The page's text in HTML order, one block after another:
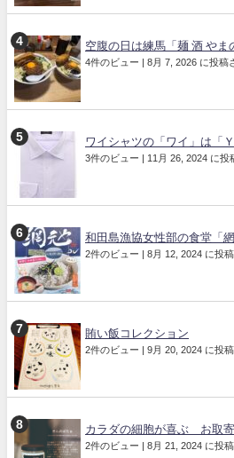
空腹の日は練馬「麺 酒 やま
4件のビュー 8月 7, 2026 に投稿
ワイシャツの「ワイ」は「
3件のビュー 11月 26, 2024 に投
和田島漁協女性部の食堂「
2件のビュー 8月 12, 2024 に投
賄い飯コレクション
2件のビュー 9月 20, 2024 に投
カラダの細胞が喜ぶ お取
2件のビュー 8月 21, 2024 に投